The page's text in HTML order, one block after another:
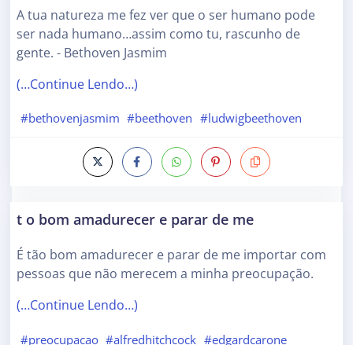
A tua natureza me fez ver que o ser humano pode
ser nada humano…assim como tu, rascunho de
gente. - Bethoven Jasmim
(…Continue Lendo…)
#bethovenjasmim #beethoven #ludwigbeethoven
t o bom amadurecer e parar de me
É tão bom amadurecer e parar de me importar com
pessoas que não merecem a minha preocupação.
(…Continue Lendo…)
#preocupacao #alfredhitchcock #edgardcarone